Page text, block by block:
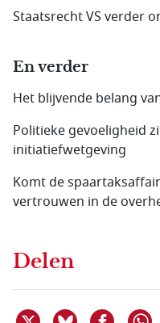
Staatsrecht VS verder
En verder
Het blijvende belang
Politieke gevoeligheid
initiatiefwetgeving
Komt de
vertrouwen in de
Delen
Deel dit item op X
Deel ditDeel